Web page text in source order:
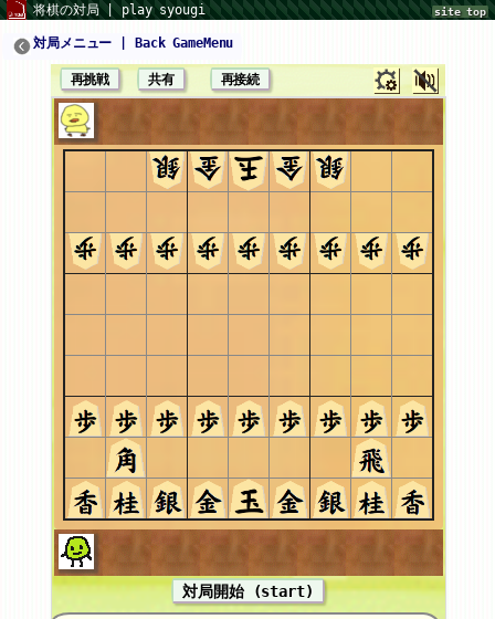
site top
将棋の対局 | play syougi
対局メニュー | Back GameMenu
再挑戦 共有 再接続
対局開始 (start)